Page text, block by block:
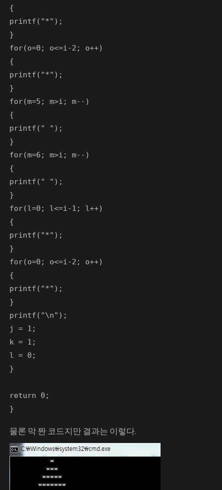
{
printf("*");
}
for(o=0; o<=i-2; o++)
{
printf("*");
}
for(m=5; m>i; m--)
{
printf(" ");
}
for(m=6; m>i; m--)
{
printf(" ");
}
for(l=0; l<=i-1; l++)
{
printf("*");
}
for(o=0; o<=i-2; o++)
{
printf("*");
}
printf("\n");
j = 1;
k = 1;
l = 0;
}
return 0;
물론 막 짠 코드지만 결과는 이렇다.